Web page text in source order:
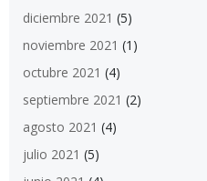
diciembre 2021 (5)
noviembre 2021 (1)
octubre 2021 (4)
septiembre 2021 (2)
agosto 2021 (4)
julio 2021 (5)